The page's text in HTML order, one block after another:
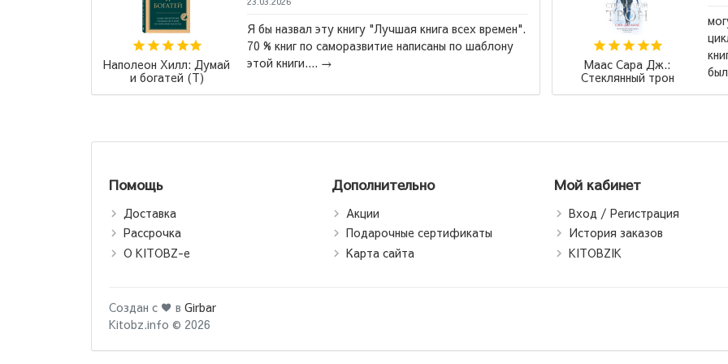
назвал эту книгу "Лучшая книга всех времен".
книг по саморазвитие написаны по шаблону
Маас Сара Дж.:
могу сказать, что книга классная, у меня есть весь
цикл, и я поняла многое из нее. Но последняя
книга ,,Королевство пепла,, меня разбила, это
было как глотать стекло, но ... →
Помощь
Доставка
Рассрочка
О KITOBZ-е
Дополнительно
Акции
Подарочные сертификаты
Карта сайта
Мой кабинет
Вход / Регистрация
История заказов
KITOBZIK
Создан с ♥ в Girbar
Kitobz.info © 2026